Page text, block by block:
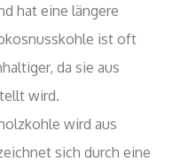
hat eine längere
ist oft
da sie aus
wird.
wird aus
sich durch eine